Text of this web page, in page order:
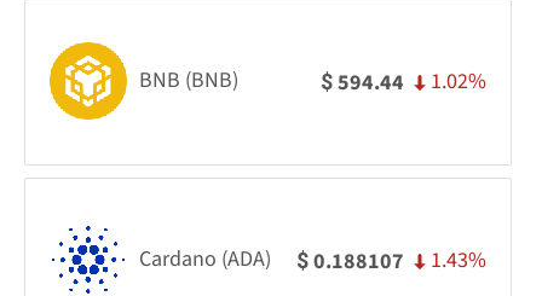
BNB (BNB) $594.44 1.02%
Cardano (ADA) $0.188107 1.43%